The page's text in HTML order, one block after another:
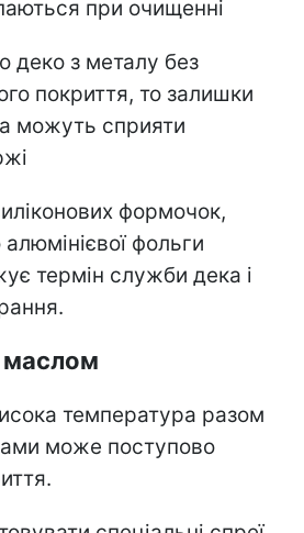
при очищенні
деко з металу без
покриття, то залишки
можуть сприяти
формочок,
фольги
термін служби дека і
температура разом
може поступово